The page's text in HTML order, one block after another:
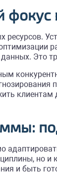
фокус
ресурсов.
Это
но и
и быть